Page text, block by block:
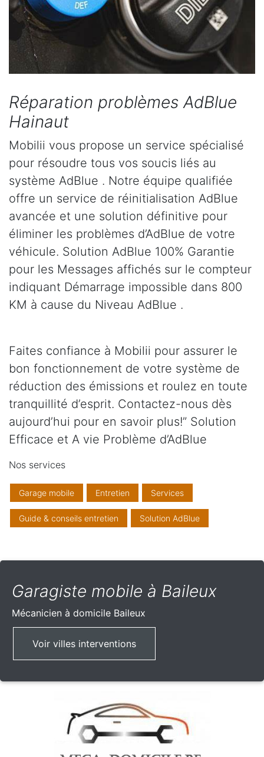
Réparation problèmes AdBlue
Hainaut
Mobilii vous propose un service spécialisé
pour résoudre tous vos soucis liés au
système AdBlue . Notre équipe qualifiée
offre un service de réinitialisation AdBlue
avancée et une solution définitive pour
éliminer les problèmes d’AdBlue de votre
véhicule. Solution AdBlue 100% Garantie
pour les Messages affichés sur le compteur
indiquant Démarrage impossible dans 800
KM à cause du Niveau AdBlue .
Faites confiance à Mobilii pour assurer le
bon fonctionnement de votre système de
réduction des émissions et roulez en toute
tranquillité d’esprit. Contactez-nous dès
aujourd’hui pour en savoir plus!” Solution
Efficace et A vie Problème d’AdBlue
Nos services
Garage mobile Entretien Services
Guide & conseils entretien Solution AdBlue
Garagiste mobile à Baileux
Mécanicien à domicile Baileux
Voir villes interventions